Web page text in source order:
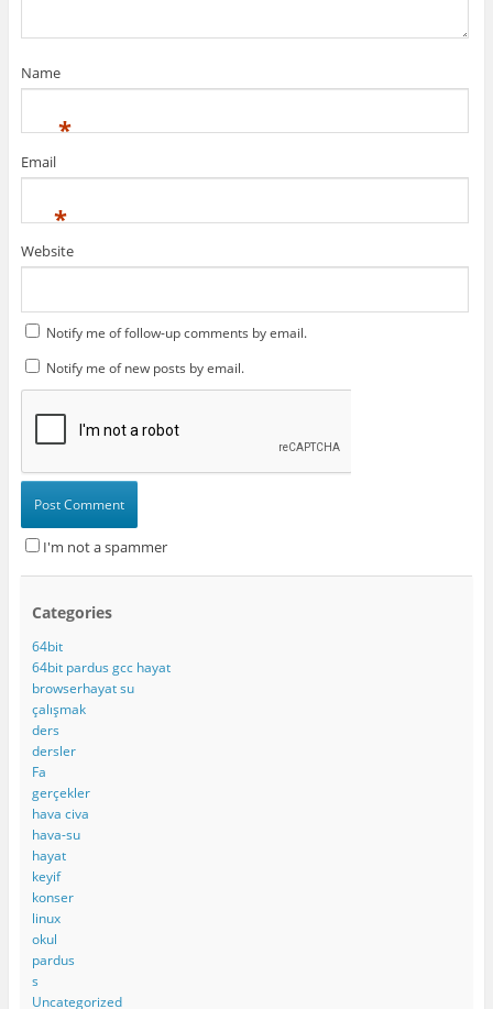
Name
*
Email
*
Website
Notify me of follow-up comments by email.
Notify me of new posts by email.
I'm not a spammer
This plugin created by
Categories
64bit
64bit pardus gcc hayat
browserhayat su
çalışmak
ders
dersler
Fa
gerçekler
hava civa
hava-su
hayat
keyif
konser
linux
okul
pardus
s
Uncategorized